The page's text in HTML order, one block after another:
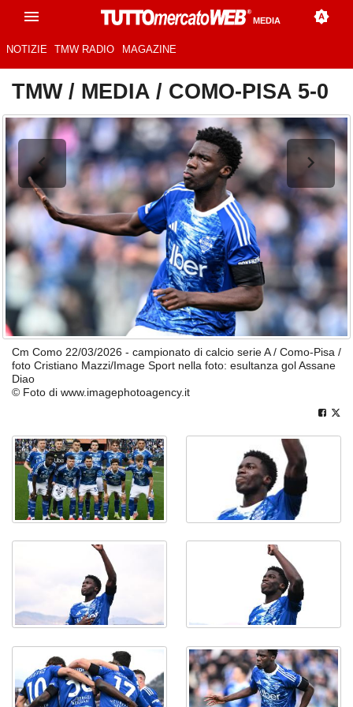
MEDIA
NOTIZIE TMW RADIO MAGAZINE
TMW/ MEDIA / COMO-PISA 5-0
Cm Como 22/03/2026 - campionato di calcio serie A / Como-Pisa /
foto Cristiano Mazzi/Image Sport nella foto: esultanza gol Assane
Diao
© Foto di www.imagephotoagency.it